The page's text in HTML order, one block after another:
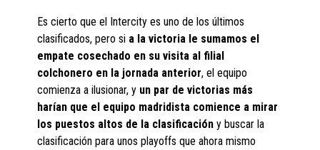
Es cierto que el Intercity es uno de los últimos
clasificados, pero si a la victoria le sumamos el
empate cosechado en su visita al filial
colchonero en la jornada anterior, el equipo
comienza a ilusionar, y un par de victorias más
harían que el equipo madridista comience a mirar
los puestos altos de la clasificación y buscar la
clasificación para unos playoffs que ahora mismo